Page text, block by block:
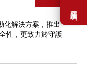
需要幫助嗎？
化解決方案，推出
性，更致力於守護